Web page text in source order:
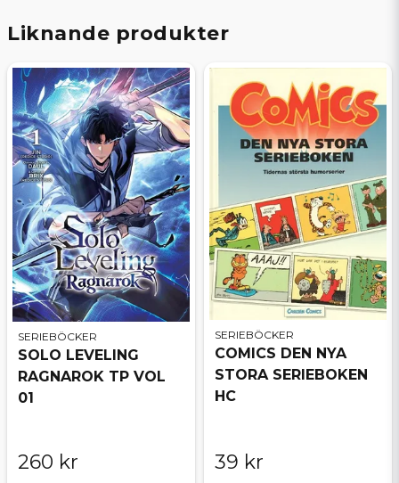
Liknande produkter
SERIEBÖCKER
SOLO LEVELING
RAGNAROK TP VOL
01
260 kr
SERIEBÖCKER
COMICS DEN NYA
STORA SERIEBOKEN
HC
39 kr